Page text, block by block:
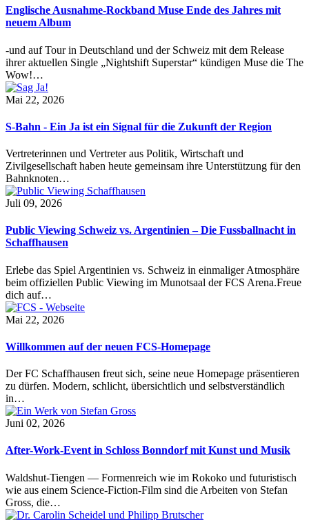
Englische Ausnahme-Rockband Muse Ende des Jahres mit
neuem Album
-und auf Tour in Deutschland und der Schweiz mit dem Release
ihrer aktuellen Single „Nightshift Superstar“ kündigen Muse die The
Wow!…
Mai 22, 2026
S-Bahn - Ein Ja ist ein Signal für die Zukunft der Region
Vertreterinnen und Vertreter aus Politik, Wirtschaft und
Zivilgesellschaft haben heute gemeinsam ihre Unterstützung für den
Bahnknoten…
Juli 09, 2026
Public Viewing Schweiz vs. Argentinien – Die Fussballnacht in
Schaffhausen
Erlebe das Spiel Argentinien vs. Schweiz in einmaliger Atmosphäre
beim offiziellen Public Viewing im Munotsaal der FCS Arena.Freue
dich auf…
Mai 22, 2026
Willkommen auf der neuen FCS-Homepage
Der FC Schaffhausen freut sich, seine neue Homepage präsentieren
zu dürfen. Modern, schlicht, übersichtlich und selbstverständlich
in…
Juni 02, 2026
After-Work-Event in Schloss Bonndorf mit Kunst und Musik
Waldshut-Tiengen — Formenreich wie im Rokoko und futuristisch
wie aus einem Science-Fiction-Film sind die Arbeiten von Stefan
Gross, die…